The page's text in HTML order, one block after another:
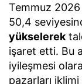
Temmuz 2026
50,4
yükselerek
işaret etti. Bu
iyileşmesi
pazarları